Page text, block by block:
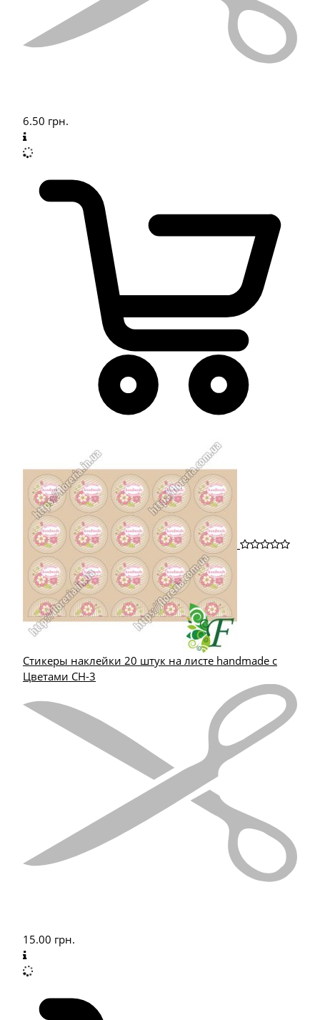
6.50 грн.
Стикеры наклейки 20 штук на листе handmade с
Цветами СН-3
15.00 грн.